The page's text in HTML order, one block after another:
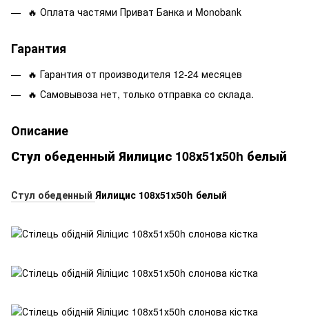
🔥 Оплата частями Приват Банка и Monobank
Гарантия
🔥 Гарантия от производителя 12-24 месяцев
🔥 Самовывоза нет, только отправка со склада.
Описание
Стул обеденный Яилицис 108х51х50h белый
Стул обеденный Яилицис 108х51х50h белый